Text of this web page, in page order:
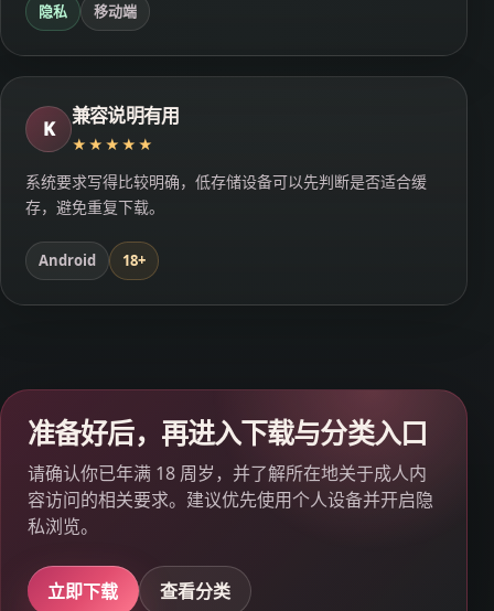
隐私 移动端
K
兼容说明有用
★★★★★
系统要求写得比较明确，低存储设备可以先判断是否适合缓
存，避免重复下载。
Android 18+
准备好后，再进入下载与分类入口
请确认你已年满 18 周岁，并了解所在地关于成人内
容访问的相关要求。建议优先使用个人设备并开启隐
私浏览。
立即下载 查看分类